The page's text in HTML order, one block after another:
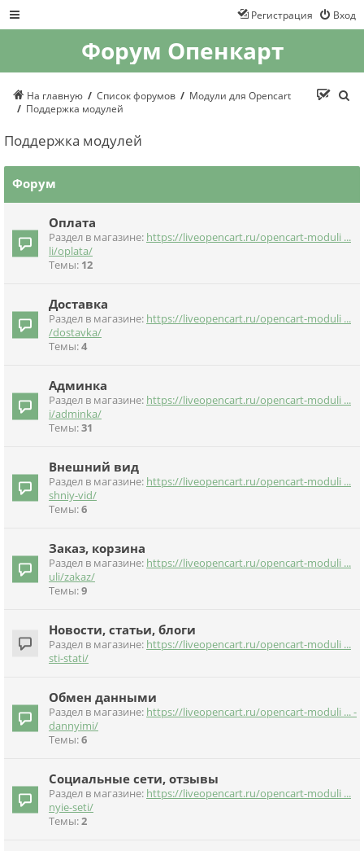
Вход
Регистрация
Форум Опенкарт
На главную Список форумов
Модули для Opencart
Поддержка модулей
Поддержка модулей
Форум
Оплата
Раздел в магазине: https://liveopencart.ru/opencart-moduli ...
li/oplata/
Темы: 12
Доставка
Раздел в магазине: https://liveopencart.ru/opencart-moduli ...
/dostavka/
Темы:4
Админка
Раздел в магазине: https://liveopencart.ru/opencart-moduli ...
i/adminka/
Темы:31
Внешний вид
Раздел в магазине: https://liveopencart.ru/opencart-moduli ...
shniy-vid/
Темы:6
Заказ, корзина
Раздел в магазине: https://liveopencart.ru/opencart-moduli ...
uli/zakaz/
Темы:9
Новости, статьи, блоги
Раздел в магазине: https://liveopencart.ru/opencart-moduli ...
sti-stati/
Обмен данными
Раздел в магазине: https://liveopencart.ru/opencart-moduli ... -
dannyimi/
Темы:6
Социальные сети, отзывы
Раздел в магазине: https://liveopencart.ru/opencart-moduli ...
nyie-seti/
Темы:2